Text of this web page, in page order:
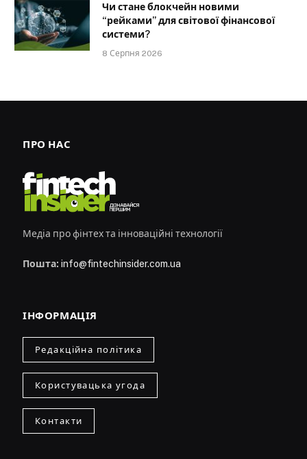
Чи стане блокчейн новими
“рейками” для світової фінансової
системи?
8 Серпня 2026
ПРО НАС
Медіа про фінтех та інноваційні технології
Пошта: info@fintechinsider.com.ua
ІНФОРМАЦІЯ
Редакційна політика
Користувацька угода
Контакти